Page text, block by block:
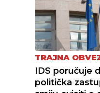
TRAJNA
IDS poručuje
politička